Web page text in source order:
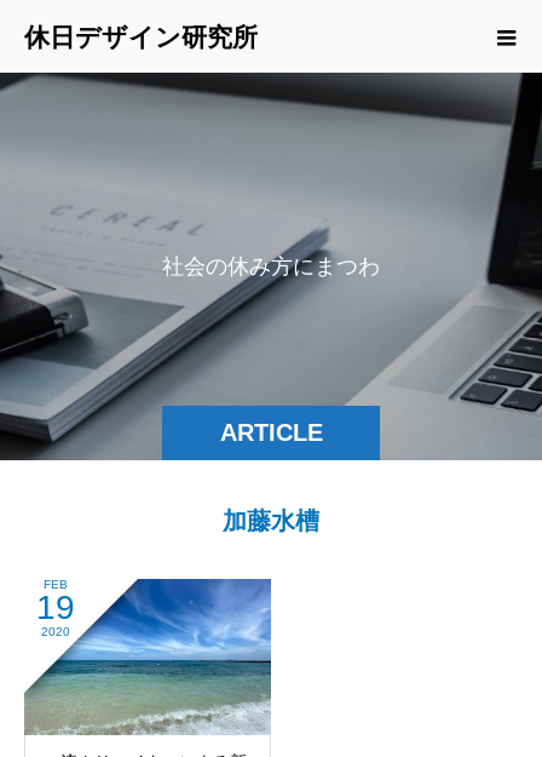
休日デザイン研究所
ARTICLE
会の休み方にまつ わる
加藤水槽
FEB
19
2020